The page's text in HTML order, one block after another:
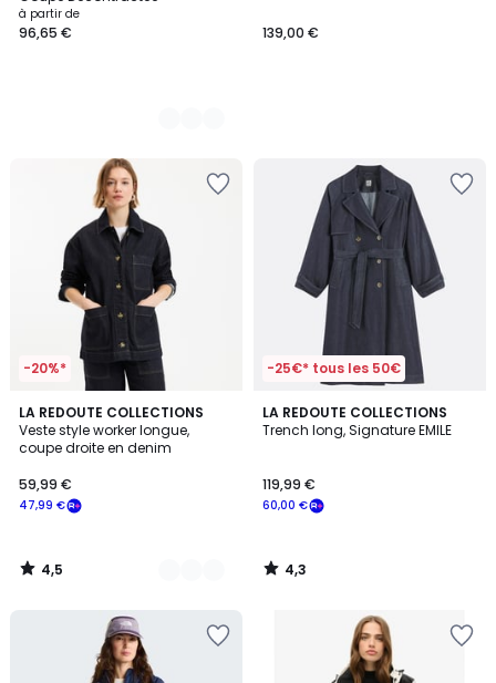
à partir de
96,65 € 139,00 €
-20%*
LA REDOUTE COLLECTIONS
Veste style worker longue,
coupe droite en denim
47,99 €
59,99 €
4,5
/ 5
2
Couleurs
4,5
/
-25€* tous les 50€
LA REDOUTE COLLECTIONS
Trench long, Signature EMILE
60,00 €
119,99 €
4,3
/ 5
4,3
/